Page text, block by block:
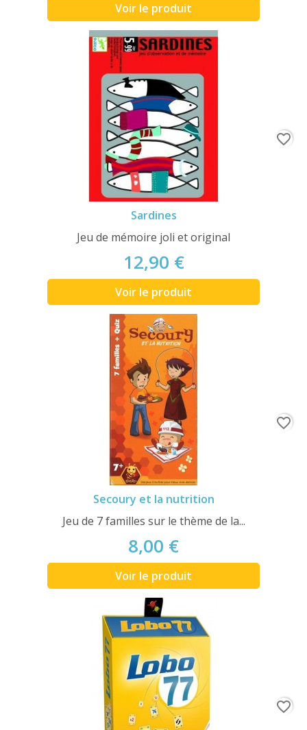
Voir le produit
Sardines
Jeu de mémoire joli et original
12,90 €
Voir le produit
favorite_border
Secoury et la nutrition
Jeu de 7 familles sur le thème de la...
8,00 €
Voir le produit
favorite_border
favorite_border